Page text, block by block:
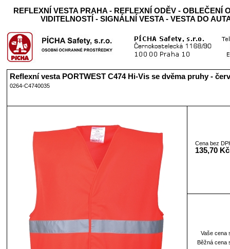
REFLEXNÍ VESTA PRAHA - REFLEXNÍ ODĚV - OBLEČENÍ
VIDITELNOSTÍ - SIGNÁLNÍ VESTA - VESTA DO
Reflexní vesta PORTWEST C474 Hi-Vis se dvěma pruhy -
0264-C4740035
Cena bez
135,70 Kč
Vaše cena
Běžná cena